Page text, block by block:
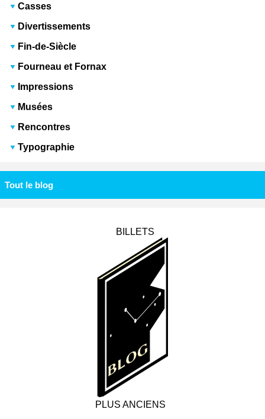
Casses
Divertissements
Fin-de-Siècle
Fourneau et Fornax
Impressions
Musées
Rencontres
Typographie
Tout le blog
BILLETS
PLUS ANCIENS